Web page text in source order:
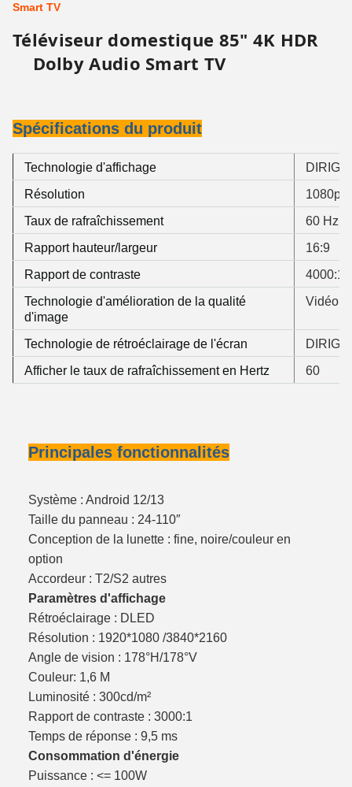
Smart TV
Téléviseur domestique 85" 4K HDR
Dolby Audio Smart TV
Spécifications du produit
Technologie d'affichage
DIRIGÉ
Résolution
1080p
Taux de rafraîchissement
60 Hz
Rapport hauteur/largeur
16:9
Rapport de contraste
4000:1
Technologie d'amélioration de la qualité
d'image
Vidéo
Technologie de rétroéclairage de l'écran
DIRIGÉ
Afficher le taux de rafraîchissement en Hertz
60
Principales fonctionnalités
Système : Android 12/13
Taille du panneau : 24-110″
Conception de la lunette : fine, noire/couleur en
option
Accordeur : T2/S2 autres
Paramètres d'affichage
Rétroéclairage : DLED
Résolution : 1920*1080 /3840*2160
Angle de vision : 178°H/178°V
Couleur: 1,6 M
Luminosité : 300cd/m²
Rapport de contraste : 3000:1
Temps de réponse : 9,5 ms
Consommation d'énergie
Puissance : <= 100W